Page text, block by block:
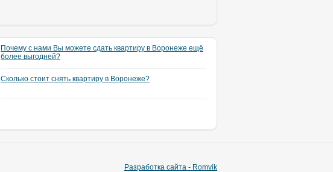
Почему с нами Вы можете сдать квартиру в Воронеже ещё
более выгодней?
Сколько стоит снять квартиру в Воронеже?
Разработка сайта - Romvik